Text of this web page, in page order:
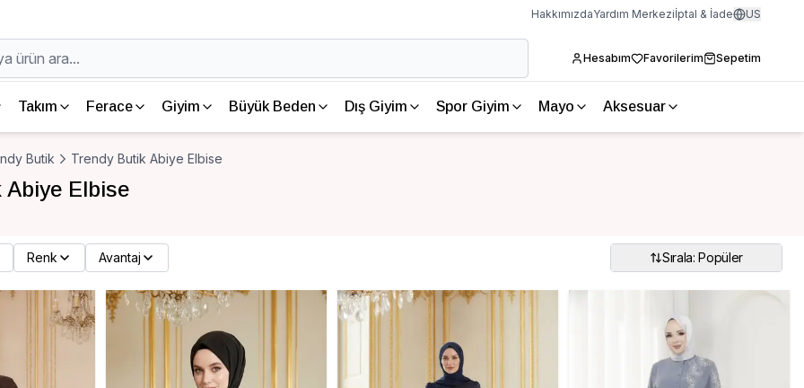
HakkımızdaYardım Merkeziİptal & İade US
Hesabım Favorilerim Sepetim
Takım Ferace Giyim Büyük Beden Dış Giyim Spor Giyim Mayo Aksesuar
Butik Trendy Butik Abiye Elbise
Elbise
Renk Avantaj Sırala: Popüler